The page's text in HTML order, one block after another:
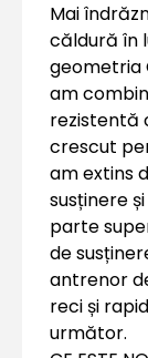
Mai
căldură în
geometria
am
rezistentă
crescut
am extins
susținere
parte
de
antrenor
reci și
următor.